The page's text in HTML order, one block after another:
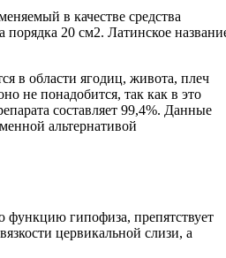
в качестве средства
порядка 20 см2. Латинское
в области ягодиц, живота, плеч
не понадобится, так как в это
составляет 99,4%. Данные
альтернативой
функцию гипофиза, препятствует
цервикальной слизи, а